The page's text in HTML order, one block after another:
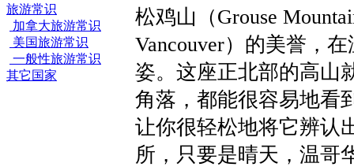
旅游常识
加拿大旅游常识
美国旅游常识
一般性旅游常识
其它国家
松鸡山（Grouse
Vancouver）的美誉，
姿。这座正北部的高山
角落，都能很容易地看
让你很轻松地将它辨认
所，只要是晴天，温哥